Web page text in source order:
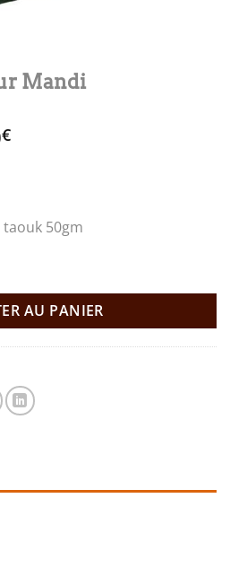
Mandi
€
50gm
Mandi
AU PANIER